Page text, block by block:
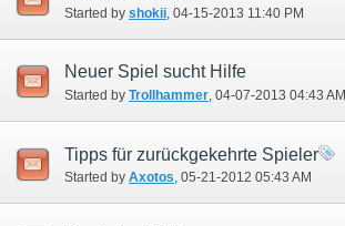
Started by shokii ‎, 04-15-2013 11:40 PM
Neuer Spiel sucht Hilfe
Started by Trollhammer‎, 04-07-2013 04:43 AM
Tipps für zurückgekehrte Spieler
Started by Axotos‎, 05-21-2012 05:43 AM